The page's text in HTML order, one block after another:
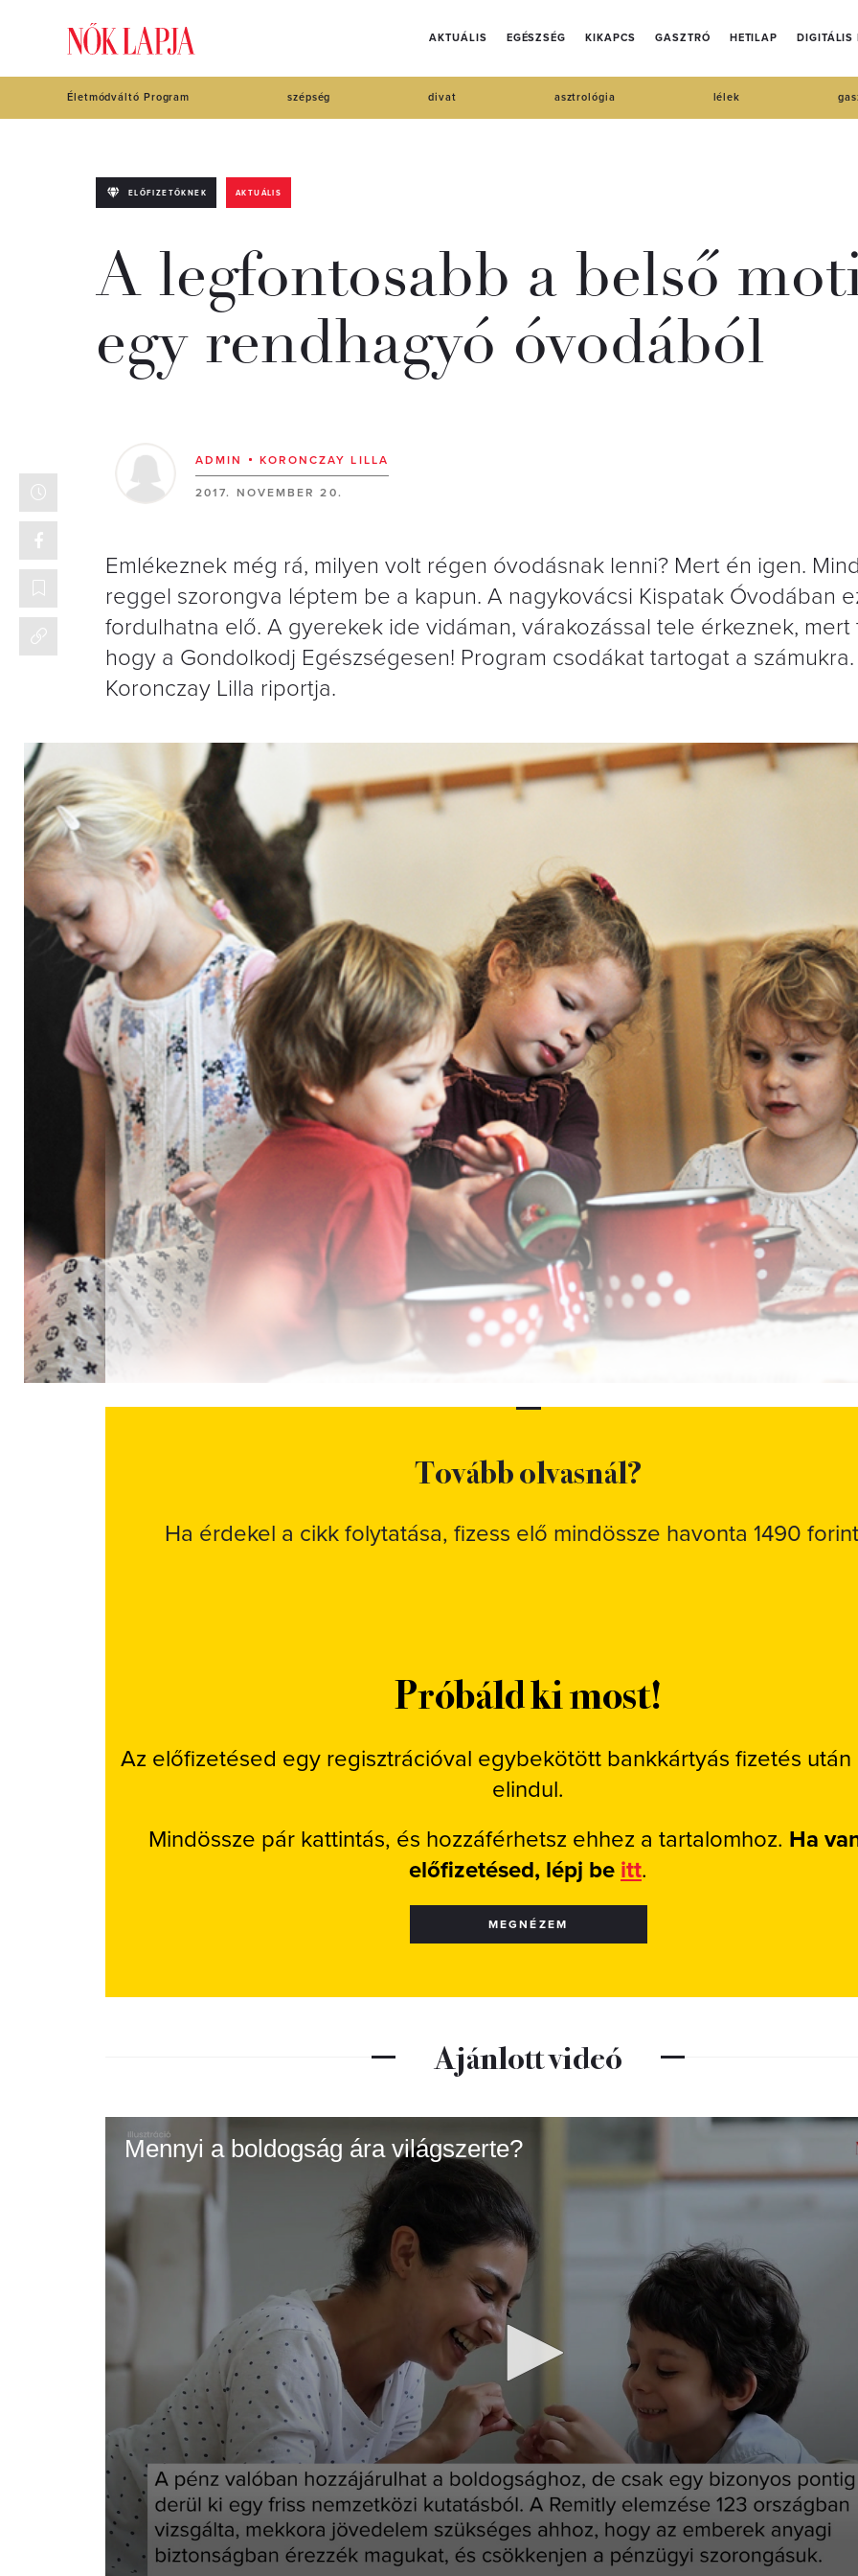
AKTUÁLIS EGÉSZSÉG KIKAPCS GASZTRÓ HETILAP DIGITÁLIS
Életmódváltó Program szépség divat asztrológia lélek
ELŐFIZETŐKNEK AKTUÁLIS
A legfontosabb a belső
egy rendhagyó óvodából
ADMIN KORONCZAY LILLA
2017. NOVEMBER 20.
Emlékeznek még rá, milyen volt régen óvodásnak lenni? Mert én igen.
reggel szorongva léptem be a kapun. A nagykovácsi Kispatak Óvodában
fordulhatna elő. A gyerekek ide vidáman, várakozással tele érkeznek, mert
hogy a Gondolkodj Egészségesen! Program csodákat tartogat a számukra.
Koronczay Lilla riportja.
Tovább olvasnál?
Ha érdekel a cikk folytatása, fizess elő mindössze havonta 1490
Próbáld ki most!
Az előfizetésed egy regisztrációval egybekötött bankkártyás fizetés után
elindul.
Mindössze pár kattintás, és hozzáférhetsz ehhez a tartalomhoz. Ha
előfizetésed, lépj be itt.
MEGNÉZEM
Ajánlott videó
Mennyi a boldogság ára világszerte?